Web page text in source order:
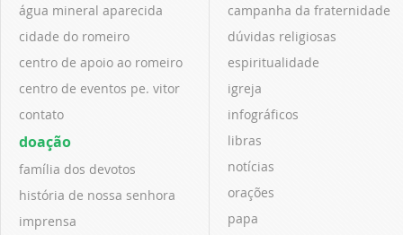
água mineral aparecida
cidade do romeiro
centro de apoio ao romeiro
centro de eventos pe. vitor
contato
doação
família dos devotos
história de nossa senhora
imprensa
campanha da fraternidade
dúvidas religiosas
espiritualidade
igreja
infográficos
libras
notícias
orações
papa